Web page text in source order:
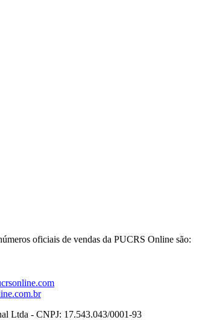
oficiais de vendas da PUCRS Online são:
Ltda - CNPJ: 17.543.043/0001-93